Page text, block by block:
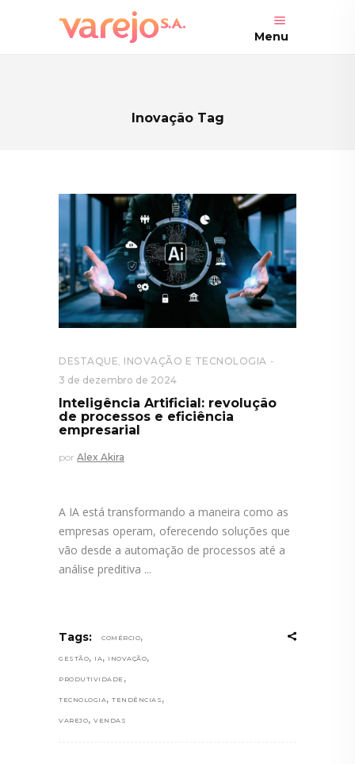
Menu
Inovação Tag
DESTAQUE INOVAÇÃO E TECNOLOGIA
3 de dezembro de 2024
Inteligência Artificial: revolução
de processos e eficiência
empresarial
por Alex Akira
A IA está transformando a maneira como as
empresas operam, oferecendo soluções que
vão desde a automação de processos até a
análise preditiva
Tags: COMÉRCIO,
GESTÃO, IA , INOVAÇÃO,
PRODUTIVIDADE ,
TECNOLOGIA , TENDÊNCIAS ,
VAREJO, VENDAS